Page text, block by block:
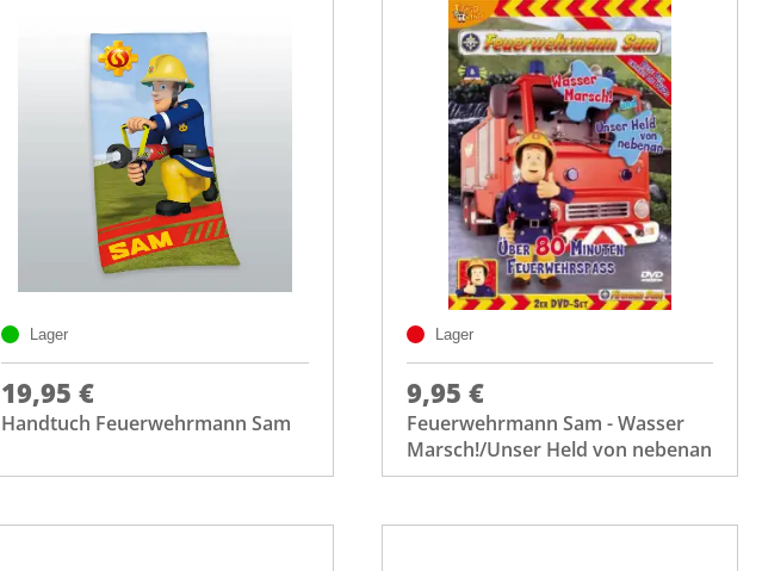
Lager
19,95 €
Handtuch Feuerwehrmann Sam
Lager
9,95 €
Feuerwehrmann Sam - Wasser
Marsch!/Unser Held von nebenan